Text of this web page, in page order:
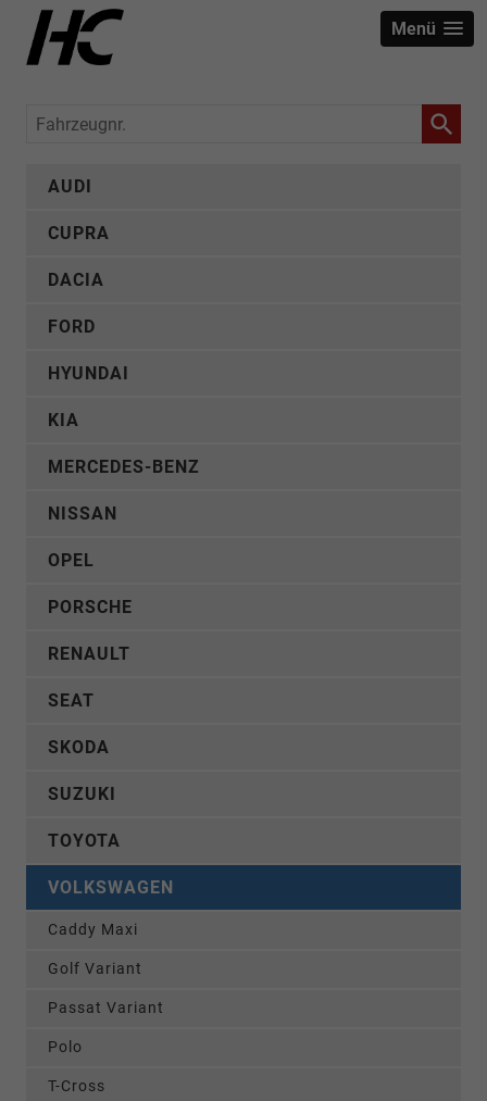
Menü
Fahrzeugnr.
AUDI
CUPRA
DACIA
FORD
HYUNDAI
KIA
MERCEDES-BENZ
NISSAN
OPEL
PORSCHE
RENAULT
SEAT
SKODA
SUZUKI
TOYOTA
VOLKSWAGEN
Caddy Maxi
Golf Variant
Passat Variant
Polo
T-Cross